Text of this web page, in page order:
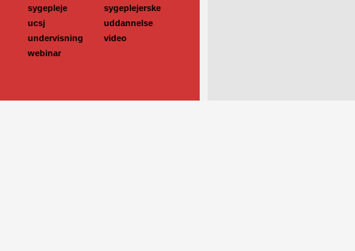
sygepleje
sygeplejerske
ucsj
uddannelse
undervisning
video
webinar